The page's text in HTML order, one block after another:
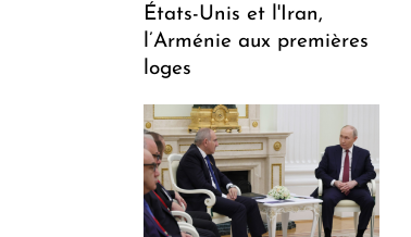
États-Unis et l'Iran,
l’Arménie aux premières
loges